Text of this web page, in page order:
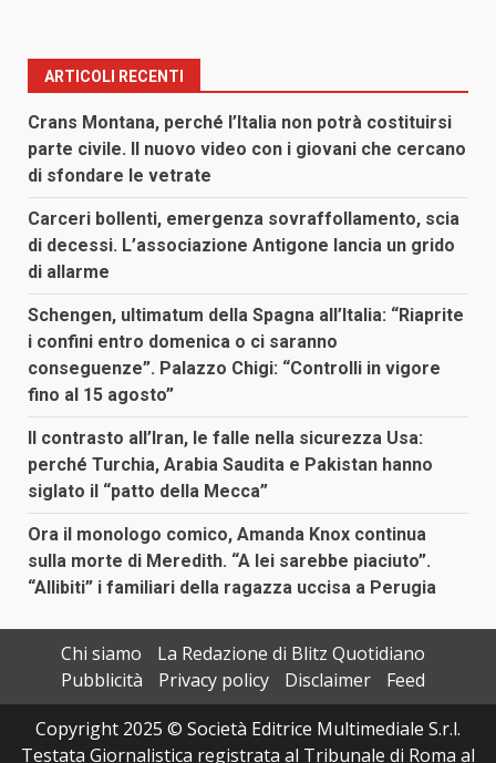
ARTICOLI RECENTI
Crans Montana, perché l’Italia non potrà costituirsi
parte civile. Il nuovo video con i giovani che cercano
di sfondare le vetrate
Carceri bollenti, emergenza sovraffollamento, scia
di decessi. L’associazione Antigone lancia un grido
di allarme
Schengen, ultimatum della Spagna all’Italia: “Riaprite
i confini entro domenica o ci saranno
conseguenze”. Palazzo Chigi: “Controlli in vigore
fino al 15 agosto”
Il contrasto all’Iran, le falle nella sicurezza Usa:
perché Turchia, Arabia Saudita e Pakistan hanno
siglato il “patto della Mecca”
Ora il monologo comico, Amanda Knox continua
sulla morte di Meredith. “A lei sarebbe piaciuto”.
“Allibiti” i familiari della ragazza uccisa a Perugia
Chi siamo
La Redazione di Blitz Quotidiano
Pubblicità
Privacy policy Disclaimer
Feed
Copyright 2025 © Società Editrice Multimediale S.r.l.
Testata Giornalistica registrata al Tribunale di Roma al